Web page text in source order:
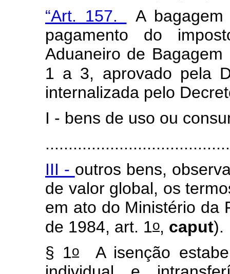
“Art. 157.
A
pagamento do
Aduaneiro de
1 a 3, aprovado pela
internalizada pelo
I - bens de uso ou
III - outros bens,
de valor global, os
em ato do Ministério da
de 1984, art. 1o, caput).
§ 1oA isenção